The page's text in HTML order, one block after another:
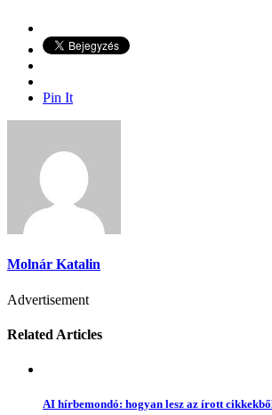
Pin It
Molnár Katalin
Advertisement
Related Articles
AI hírbemondó: hogyan lesz az írott